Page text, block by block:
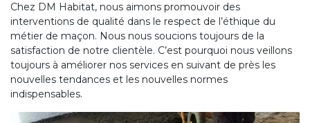
Chez DM Habitat, nous aimons promouvoir des
interventions de qualité dans le respect de l’éthique du
métier de maçon. Nous nous soucions toujours de la
satisfaction de notre clientèle. C’est pourquoi nous veillons
toujours à améliorer nos services en suivant de près les
nouvelles tendances et les nouvelles normes
indispensables.